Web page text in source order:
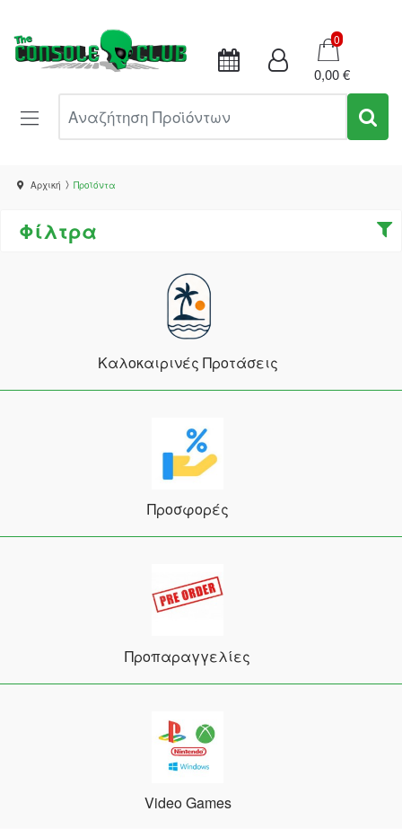
Καλάθι
0
0,00 €
Αρχική Προϊόντα
Φίλτρα
Καλοκαιρινές Προτάσεις
Προσφορές
Προπαραγγελίες
Video Games